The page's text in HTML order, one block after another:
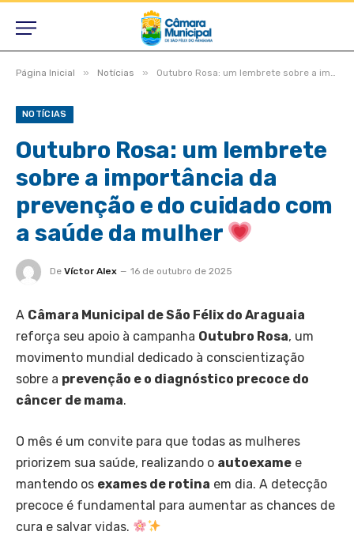
Página Inicial » Notícias » Outubro Rosa: um lembrete sobre a importância da prevenção e do cuidado com a saúde da mulher
NOTÍCIAS
Outubro Rosa: um lembrete
sobre a importância da
prevenção e do cuidado com
a saúde da mulher
De Víctor Alex 16 de outubro de 2025
A Câmara Municipal de São Félix do Araguaia
reforça seu apoio à campanha Outubro Rosa, um
movimento mundial dedicado à conscientização
sobre a prevenção e o diagnóstico precoce do
câncer de mama.
O mês é um convite para que todas as mulheres
priorizem sua saúde, realizando o autoexame e
mantendo os exames de rotina em dia. A detecção
precoce é fundamental para aumentar as chances de
cura e salvar vidas.